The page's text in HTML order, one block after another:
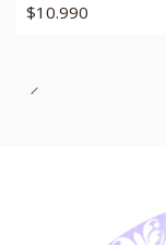
$10.990